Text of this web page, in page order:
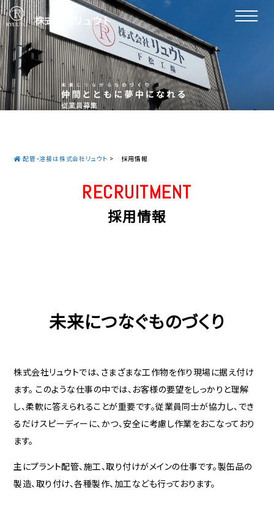
配管・溶接は株式会社リュウト > 採用情報
RECRUITMENT
採用情報
未来につなぐものづくり
株式会社リュウトでは、さまざまな工作物を作り現場に据え付け
ます。 このような仕事の中では、お客様の要望をしっかりと理解
し、柔軟に答えられることが重要です。従業員同士が協力し、でき
るだけスピーディーに、かつ、安全に考慮し作業をおこなっており
ます。
主にプラント配管、施工、取り付けがメインの仕事です。製缶品の
製造、取り付け、各種製作、加工なども行っております。